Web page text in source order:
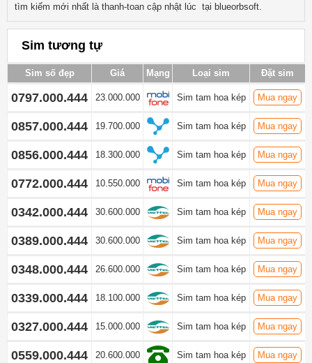
tìm kiếm mới nhất là thanh-toan cập nhật lúc tại blueorbsoft.
Sim tương tự
Sim số đẹp Giá Mạng Loại sim Đặt sim
0797.000.444 23.000.000 Sim tam hoa kép Mua ngay
0857.000.444 19.700.000 Sim tam hoa kép Mua ngay
0856.000.444 18.300.000 Sim tam hoa kép Mua ngay
0772.000.444 10.550.000 Sim tam hoa kép Mua ngay
0342.000.444 30.600.000 Sim tam hoa kép Mua ngay
0389.000.444 30.600.000 Sim tam hoa kép Mua ngay
0348.000.444 26.600.000 Sim tam hoa kép Mua ngay
0339.000.444 18.100.000 Sim tam hoa kép Mua ngay
0327.000.444 15.000.000 Sim tam hoa kép Mua ngay
0559.000.444 20.600.000 Sim tam hoa kép Mua ngay